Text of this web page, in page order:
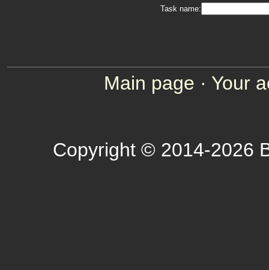
Task name:
Main page · Your
Copyright © 2014-2026